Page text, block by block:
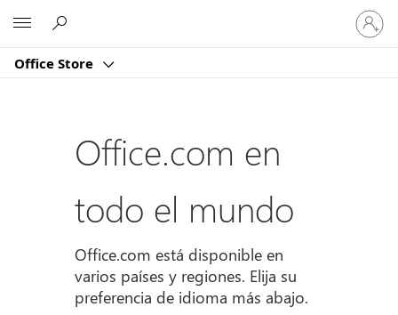
Office Store
Iniciar
sesión
en
cuenta
Office.com en
todo el mundo
Office.com está disponible en
varios países y regiones. Elija su
preferencia de idioma más abajo.